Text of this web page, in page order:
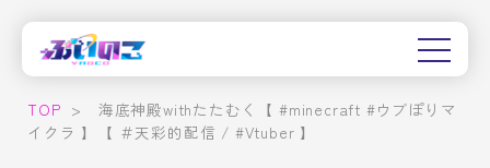
TOP >
海底神殿withたたむく【 #minecraft #ウブぽりマ
イクラ 】【 ＃天彩的配信 / #Vtuber 】